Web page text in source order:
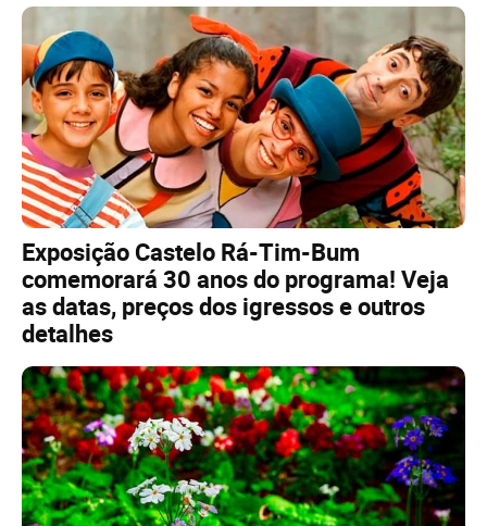
Exposição Castelo Rá-Tim-Bum
comemorará 30 anos do programa! Veja
as datas, preços dos igressos e outros
detalhes